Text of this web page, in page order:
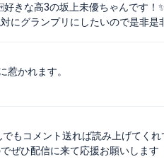
きな高3の坂上未優ちゃんです！
にグランプリにしたいので是非是
惹かれます。
もコメント送れば読み上げてく
ぜひ配信に来て応援お願いします